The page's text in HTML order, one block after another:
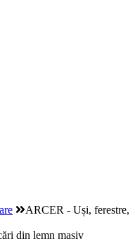
ARCER - Uși, ferestre,